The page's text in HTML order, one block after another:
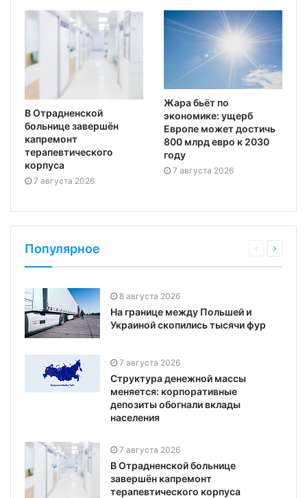
В Отрадненской
больнице завершён
капремонт
терапевтического
корпуса
7 августа 2026
Жара бьёт по
экономике: ущерб
Европе может достичь
800 млрд евро к 2030
году
7 августа 2026
Популярное
8 августа 2026
На границе между Польшей и
Украиной скопились тысячи фур
7 августа 2026
Структура денежной массы
меняется: корпоративные
депозиты обогнали вклады
населения
7 августа 2026
В Отрадненской больнице
завершён капремонт
терапевтического корпуса